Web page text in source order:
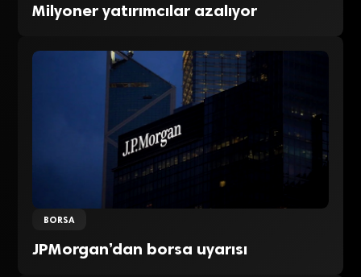
Milyoner yatırımcılar azalıyor
BORSA
JPMorgan’dan borsa uyarısı